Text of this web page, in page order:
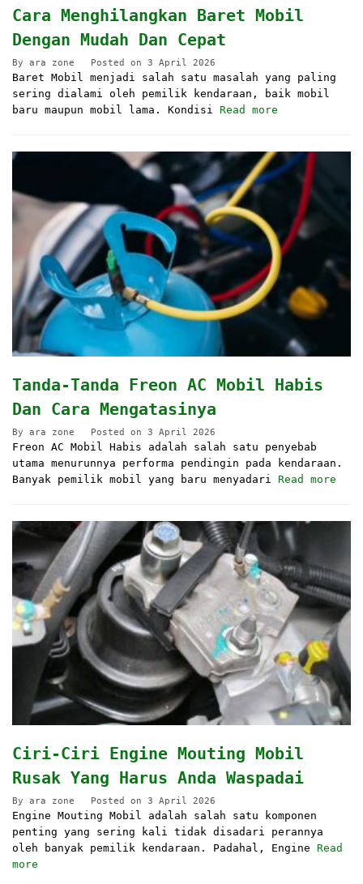
Cara Menghilangkan Baret Mobil
Dengan Mudah Dan Cepat
By ara zone Posted on 3 April 2026
Baret Mobil menjadi salah satu masalah yang paling
sering dialami oleh pemilik kendaraan, baik mobil
baru maupun mobil lama. Kondisi Read more
Tanda-Tanda Freon AC Mobil Habis
Dan Cara Mengatasinya
By ara zone Posted on 3 April 2026
Freon AC Mobil Habis adalah salah satu penyebab
utama menurunnya performa pendingin pada kendaraan.
Banyak pemilik mobil yang baru menyadari Read more
Ciri-Ciri Engine Mouting Mobil
Rusak Yang Harus Anda Waspadai
By ara zone Posted on 3 April 2026
Engine Mouting Mobil adalah salah satu komponen
penting yang sering kali tidak disadari perannya
oleh banyak pemilik kendaraan. Padahal, Engine Read
more